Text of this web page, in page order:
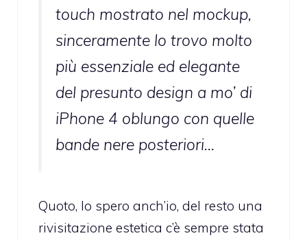
touch mostrato nel mockup,
sinceramente lo trovo molto
più essenziale ed elegante
del presunto design a mo’ di
iPhone 4 oblungo con quelle
bande nere posteriori…
Quoto, lo spero anch’io, del resto una
rivisitazione estetica c’è sempre stata